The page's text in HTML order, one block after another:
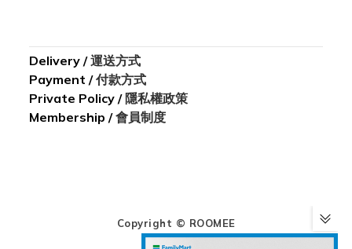
Delivery /運送方式
Payment /付款方式
Private Policy / 隱私權政策
Membership /會員制度
Copyright © ROOMEE
實體店址：